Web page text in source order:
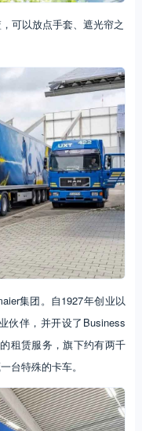
可以放点手套、遮光帘之
集团。自1927年创业以
伙伴，并开设了Business
租赁服务，旗下约有两千
台特殊的卡车。